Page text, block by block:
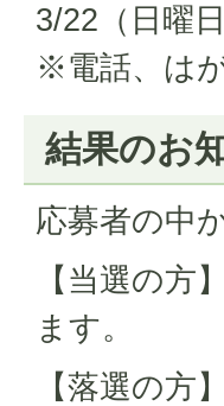
3/22（日曜
※電話、は
結果のお
応募者の中
【当選の方
ます。
【落選の方